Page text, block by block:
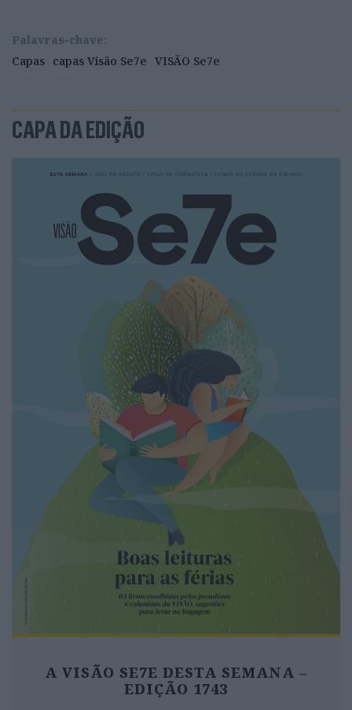
Palavras-chave:
Capas capas Visão Se7e VISÃO Se7e
CAPA DA EDIÇÃO
A VISÃO SE7E DESTA SEMANA –
EDIÇÃO 1743